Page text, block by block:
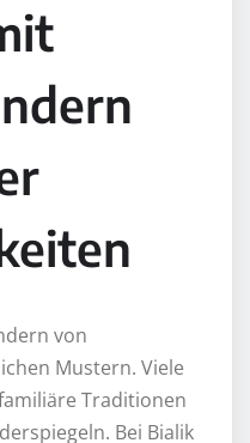
von
Mustern. Viele
Traditionen
Bei Bialik